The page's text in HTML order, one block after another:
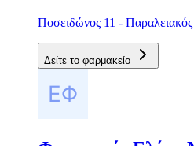
Ποσειδώνος 11 -
Δείτε το φαρμακείο